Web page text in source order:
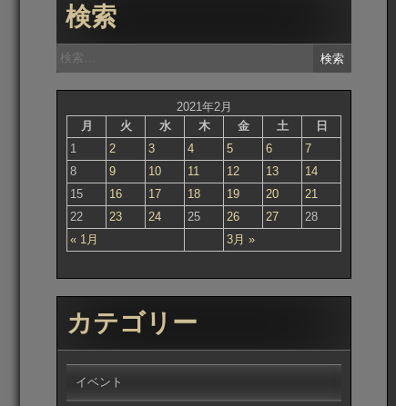
検索
検
索:
2021年2月
月
火 水 木 金 土 日
« 1月 3月 »
1 2 3 4 5 6
7
8
9 10 11 12 13
14
15
16 17 18 19 20
21
22
23 24 25 26 27 28
カテゴリー
イベント